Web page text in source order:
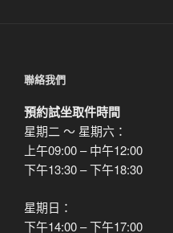
聯絡我們
預約試坐取件時間
星期二 ～ 星期六：
上午09:00 – 中午12:00
下午13:30 – 下午18:30
星期日：
下午14:00 – 下午17:00